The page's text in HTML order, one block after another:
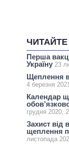
Перша
Україну 23
Щеплення
4 березня
Календар
грудня 2020,
Захист від
щеплення
листопада